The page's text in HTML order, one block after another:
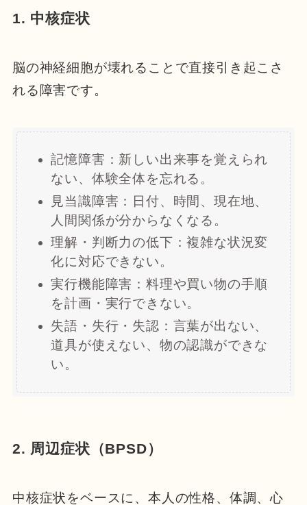
1. 中核症状
脳の神経細胞が壊れることで直接引き起こさ
れる障害です。
記憶障害：新しい出来事を覚えられ
ない、体験全体を忘れる。
見当識障害：日付、時間、現在地、
人間関係が分からなくなる。
理解・判断力の低下：複雑な状況変
化に対応できない。
実行機能障害：料理や買い物の手順
を計画・実行できない。
失語・失行・失認：言葉が出ない、
道具が使えない、物の認識ができな
い。
2. 周辺症状（BPSD）
中核症状をベースに、本人の性格、体調、心